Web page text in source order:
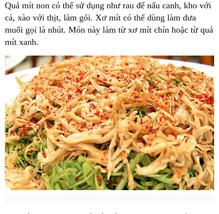
Quả mít non có thể sử dụng như rau để nấu canh, kho với
cá, xào với thịt, làm gỏi. Xơ mít có thể dùng làm dưa
muối gọi là nhút. Món này làm từ xơ mít chín hoặc từ quả
mít xanh.